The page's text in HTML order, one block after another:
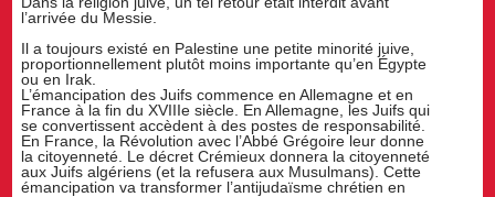
l’arrivée du Messie.
Il a toujours existé en Palestine une petite minorité juive,
proportionnellement plutôt moins importante qu’en Égypte
ou en Irak.
L’émancipation des Juifs commence en Allemagne et en
France à la fin du XVIIIe siècle. En Allemagne, les Juifs qui
se convertissent accèdent à des postes de responsabilité.
En France, la Révolution avec l’Abbé Grégoire leur donne
la citoyenneté. Le décret Crémieux donnera la citoyenneté
aux Juifs algériens (et la refusera aux Musulmans). Cette
émancipation va transformer l’antijudaïsme chrétien en